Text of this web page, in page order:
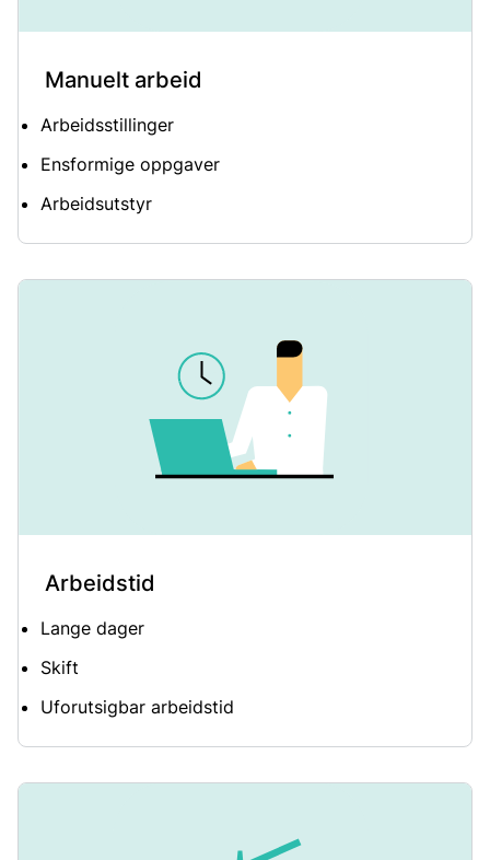
Manuelt arbeid
Arbeidsstillinger
Ensformige oppgaver
Arbeidsutstyr
Arbeidstid
Lange dager
Skift
Uforutsigbar arbeidstid